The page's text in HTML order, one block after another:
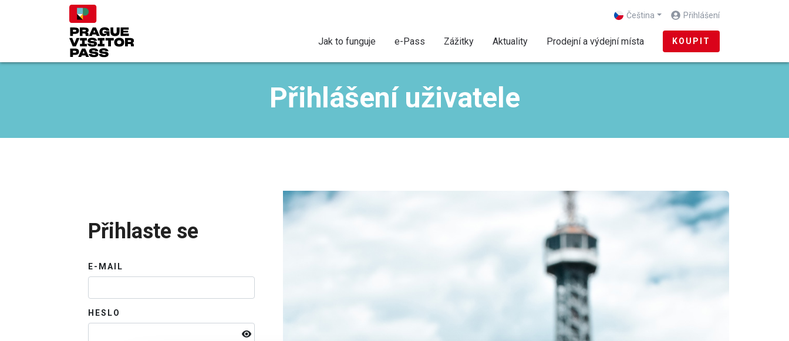
Čeština Přihlášení
Jak to funguje e-Pass Zážitky Aktuality Prodejní a výdejní místa KOUPIT
Přihlášení uživatele
Přihlaste se
E-MAIL
HESLO